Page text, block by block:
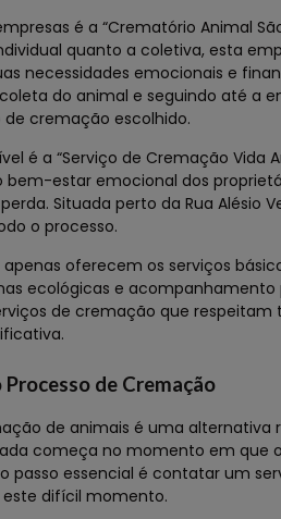
é a “Crematório Animal
quanto a coletiva, esta
necessidades emocionais e
do animal e seguindo até a
cremação escolhido.
é a “Serviço de Cremação Vida
estar emocional dos
Situada perto da Rua
o processo.
apenas oferecem os serviços
ecológicas e acompanhamento
de cremação que
Processo de Cremação
de animais é uma
começa no momento em que
passo essencial é contatar um
difícil momento.